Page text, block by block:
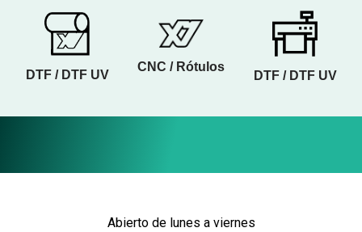
DTF / DTF UV
CNC / Rótulos
DTF / DTF UV
Abierto de lunes a viernes